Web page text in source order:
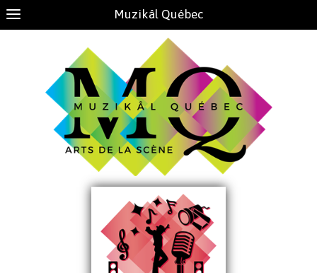
Muzikâl Québec